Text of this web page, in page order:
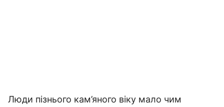
Люди пізнього кам’яного віку мало чим